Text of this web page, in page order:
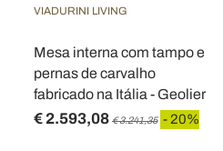
VIADURINI LIVING
Mesa interna com tampo e
pernas de carvalho
fabricado na Itália - Geolier
€ 2.593,08 € 3.241,35 - 20%